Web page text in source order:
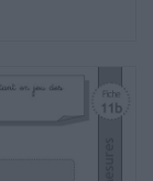
à dos